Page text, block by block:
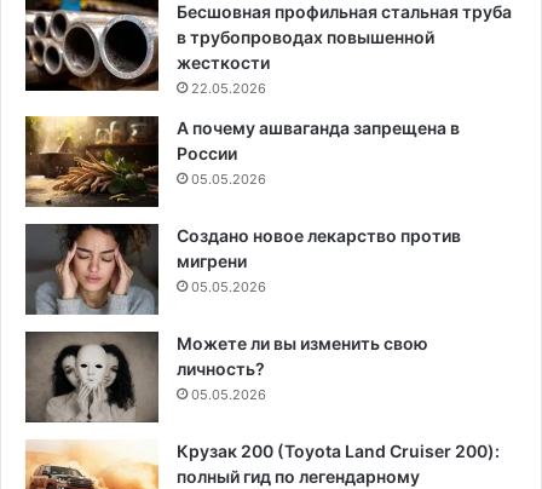
Бесшовная профильная стальная труба
в трубопроводах повышенной
жесткости
22.05.2026
А почему ашваганда запрещена в
России
05.05.2026
Создано новое лекарство против
мигрени
05.05.2026
Можете ли вы изменить свою
личность?
05.05.2026
Крузак 200 (Toyota Land Cruiser 200):
полный гид по легендарному